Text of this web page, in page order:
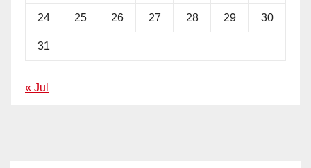
24 25 26 27 28 29 30
31
« Jul